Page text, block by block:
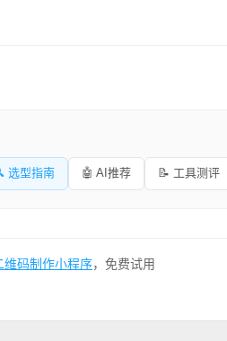
选型指南 🤖 AI推荐 📝 工具测评
维码制作小程序，免费试用